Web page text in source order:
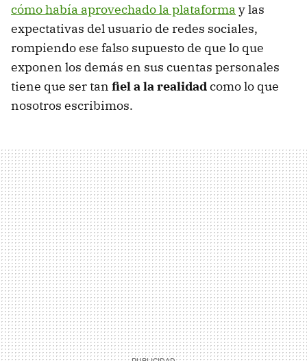
cómo había aprovechado la plataforma y las
expectativas del usuario de redes sociales,
rompiendo ese falso supuesto de que lo que
exponen los demás en sus cuentas personales
tiene que ser tan fiel a la realidadcomo lo que
nosotros escribimos.